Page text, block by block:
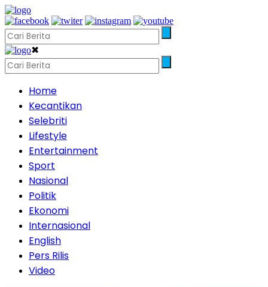
✖
Home
Kecantikan
Selebriti
Lifestyle
Entertainment
Sport
Nasional
Politik
Ekonomi
Internasional
English
Pers Rilis
Video